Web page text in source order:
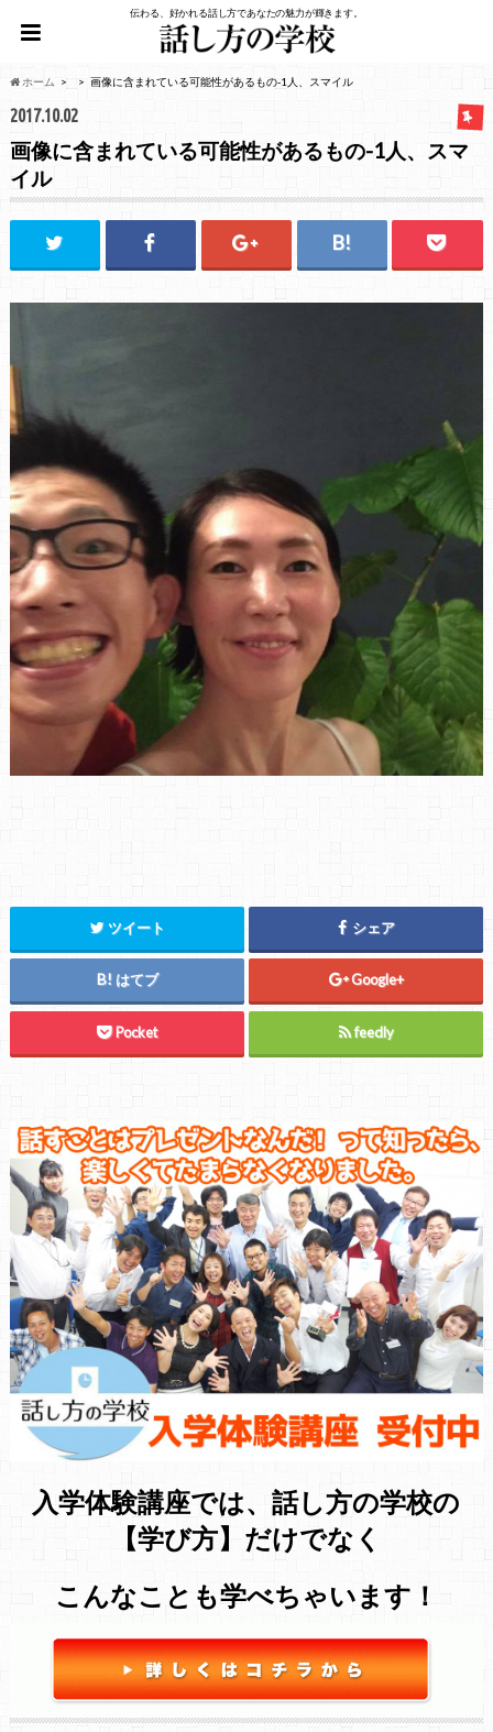
伝わる、好かれる話し方であなたの魅力が輝きます。
ホーム 画像に含まれている可能性があるもの-1人、スマイル
2017.10.02
画像に含まれている可能性があるもの-1人、スマ
イル
ツイート シェア
はてブ Google+
Pocket feedly
入学体験講座では、話し方の学校の
【学び方】だけでなく
こんなことも学べちゃいます！